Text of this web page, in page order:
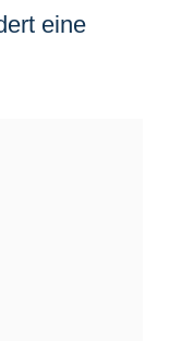
eine